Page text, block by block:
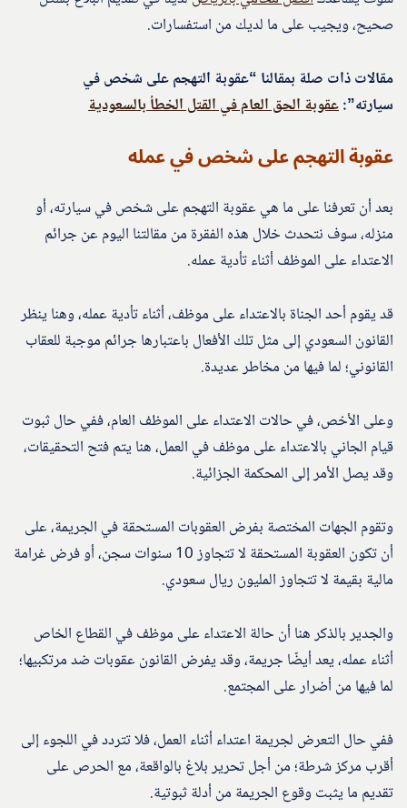
صحيح، ويجيب على ما لديك من استفسارات.
مقالات ذات صلة بمقالنا “عقوبة التهجم على شخص في
سيارته”:عقوبة الحق العام في القتل الخطأ بالسعودية
عقوبة التهجم على شخص في عمله
بعد أن تعرفنا على ما هي عقوبة التهجم على شخص في سيارته، أو
منزله، سوف نتحدث خلال هذه الفقرة من مقالتنا اليوم عن جرائم
الاعتداء على الموظف أثناء تأدية عمله.
قد يقوم أحد الجناة بالاعتداء على موظف، أثناء تأدية عمله، وهنا ينظر
القانون السعودي إلى مثل تلك الأفعال باعتبارها جرائم موجبة للعقاب
القانوني؛ لما فيها من مخاطر عديدة.
وعلى الأخص، في حالات الاعتداء على الموظف العام، ففي حال ثبوت
قيام الجاني بالاعتداء على موظف في العمل، هنا يتم فتح التحقيقات،
وقد يصل الأمر إلى المحكمة الجزائية.
وتقوم الجهات المختصة بفرض العقوبات المستحقة في الجريمة، على
أن تكون العقوبة المستحقة لا تتجاوز 10 سنوات سجن، أو فرض غرامة
مالية بقيمة لا تتجاوز المليون ريال سعودي.
والجدير بالذكر هنا أن حالة الاعتداء على موظف في القطاع الخاص
أثناء عمله، يعد أيضًا جريمة، وقد يفرض القانون عقوبات ضد مرتكبيها؛
لما فيها من أضرار على المجتمع.
ففي حال التعرض لجريمة اعتداء أثناء العمل، فلا تتردد في اللجوء إلى
أقرب مركز شرطة؛ من أجل تحرير بلاغ بالواقعة، مع الحرص على
تقديم ما يثبت وقوع الجريمة من أدلة ثبوتية.